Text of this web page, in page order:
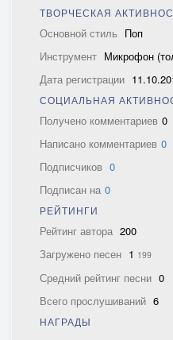
ТВОРЧЕСКАЯ
Основной стиль Поп
Инструмент Микрофон
Дата регистрации
СОЦИАЛЬНАЯ
Получено комментариев 0
Написано комментариев 0
Подписчиков 0
Подписан на 0
РЕЙТИНГИ
Рейтинг автора 200
Загружено песен 1 199
Средний рейтинг песни 0
Всего прослушиваний 6
НАГРАДЫ